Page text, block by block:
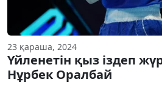
23 қараша, 2024
Үйленетін қыз іздеп
Нұрбек Оралбай